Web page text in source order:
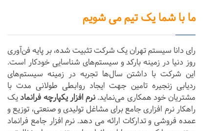
ما با شما یک تیم می شویم
رای دانا سیستم تهران یک شرکت تثبیت شده، بر پایه فن‌آوری
روز دنیا در زمینه بارکد و سیستم‌های شناسایی خودکار است.
این شرکت با داشتن سال‌ها تجربه در زمینه سیستم‌های
ردیابی زنجیره تامین جهت ایجاد روابطی طولانی مدت با
مشتریان خود همکاری می‌نماید.نرم افزار یکپارچه فرانمادیک
راهکار نرم افزاری جامع برای مشاغل تولیدی و صنعتی، توزیع و
عمده فروشی و تدارکات ارائه می دهد. نرم افزار جامع فرانماد